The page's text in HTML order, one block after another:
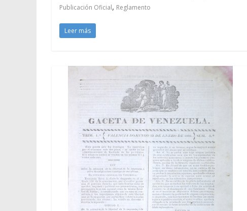
Publicación Oficial, Reglamento
Leer más